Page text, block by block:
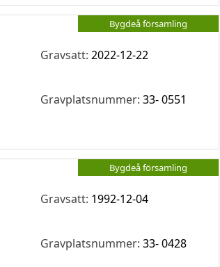
Bygdeå församling
Gravsatt:2022-12-22
Gravplatsnummer: 33- 0551
Bygdeå församling
Gravsatt: 1992-12-04
Gravplatsnummer: 33- 0428